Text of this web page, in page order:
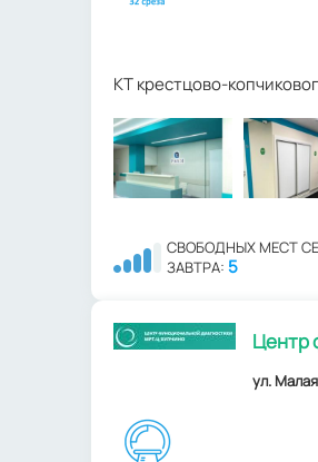
КТ крестцово-
СВОБОДНЫХ МЕСТ
ЗАВТРА: 5
Центр
ул.